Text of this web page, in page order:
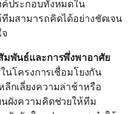
ประกอบทั้งหมดใน
มสามารถคิดได้อย่างชัดเจน
พันธ์และการพึ่งพาอาศัย
นโครงการเชื่อมโยงกัน
ลีกเลี่ยงความล่าช้าหรือ
ผังความคิดช่วยให้ทีม